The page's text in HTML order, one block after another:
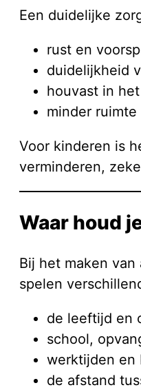
Een duidelijke
rust en
duidelijkheid
houvast in
minder
Voor kinderen is
verminderen,
Waar houd
Bij het maken
spelen
de leeftijd en
school,
werktijden en
de afstand